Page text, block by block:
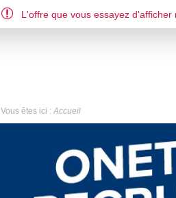
FR US
Vous êtes ici : Accueil
L'offre que vous essayez d'afficher